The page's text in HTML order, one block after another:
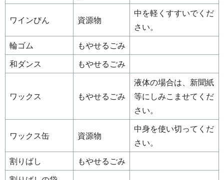
ワインびん 資源物
中を軽くすすいでくだ
さい。
輪ゴム
もやせるごみ
和ダンス
もやせるごみ
ワックス もやせるごみ
液体の場合は、新聞紙
等にしみこませてくだ
さい。
ワックス缶 資源物
中身を使い切ってくだ
さい。
割りばし
もやせるごみ